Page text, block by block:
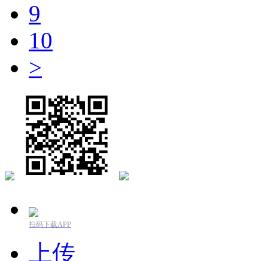
9
10
>
扫码下载APP
上传